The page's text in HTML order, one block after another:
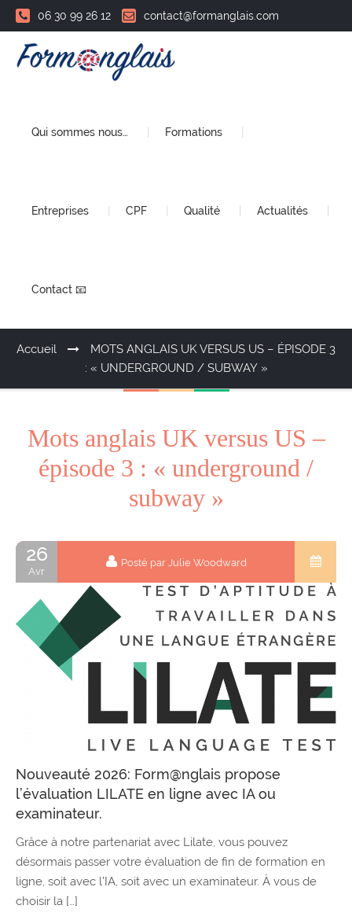
06 30 99 26 12 contact@formanglais.com
Qui sommes nous… Formations
Entreprises CPF Qualité Actualités
Contact 📧
Accueil
MOTS ANGLAIS UK VERSUS US – ÉPISODE 3
: « UNDERGROUND / SUBWAY »
Mots anglais UK versus US –
épisode 3 : « underground /
subway »
26
Avr
Posté par Julie Woodward
Nouveauté 2026: Form@nglais propose
l’évaluation LILATE en ligne avec IA ou
examinateur.
Grâce à notre partenariat avec Lilate, vous pouvez
désormais passer votre évaluation de fin de formation en
ligne, soit avec l’IA, soit avec un examinateur. À vous de
choisir la […]